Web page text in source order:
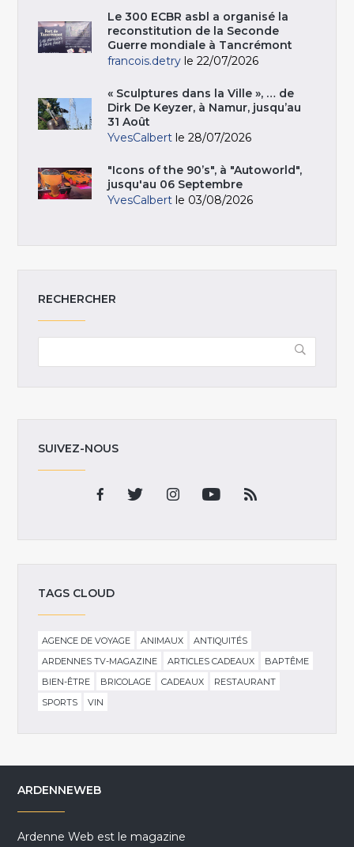
Le 300 ECBR asbl a organisé la
reconstitution de la Seconde
Guerre mondiale à Tancrémont
francois.detry le 22/07/2026
« Sculptures dans la Ville », … de
Dirk De Keyzer, à Namur, jusqu’au
31 Août
YvesCalbert le 28/07/2026
"Icons of the 90’s", à "Autoworld",
jusqu'au 06 Septembre
YvesCalbert le 03/08/2026
RECHERCHER
SUIVEZ-NOUS
TAGS CLOUD
AGENCE DE VOYAGE ANIMAUX
ANTIQUITÉS
ARDENNES TV-MAGAZINE
ARTICLES CADEAUX
BAPTÊME
BIEN-ÊTRE
BRICOLAGE CADEAUX
RESTAURANT
SPORTS
VIN
ARDENNEWEB
Ardenne Web est le magazine